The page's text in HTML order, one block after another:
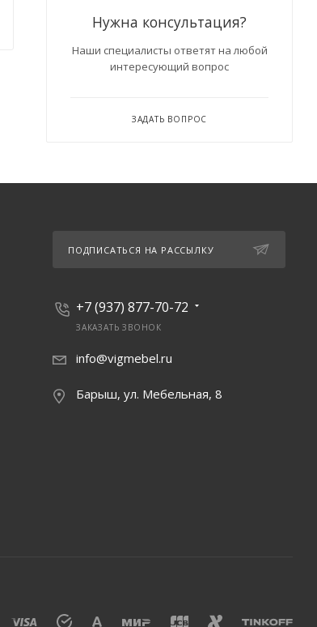
Нужна консультация?
Наши специалисты ответят на любой
интересующий вопрос
ЗАДАТЬ ВОПРОС
ПОДПИСАТЬСЯ НА РАССЫЛКУ
+7 (937) 877-70-72
ЗАКАЗАТЬ ЗВОНОК
info@vigmebel.ru
Барыш, ул. Мебельная, 8